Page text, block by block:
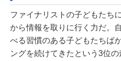
ファイナリストの子どもたち
から情報を取りに行く力だ。
べる習慣のある子どもたちば
ングを続けてきたという3位